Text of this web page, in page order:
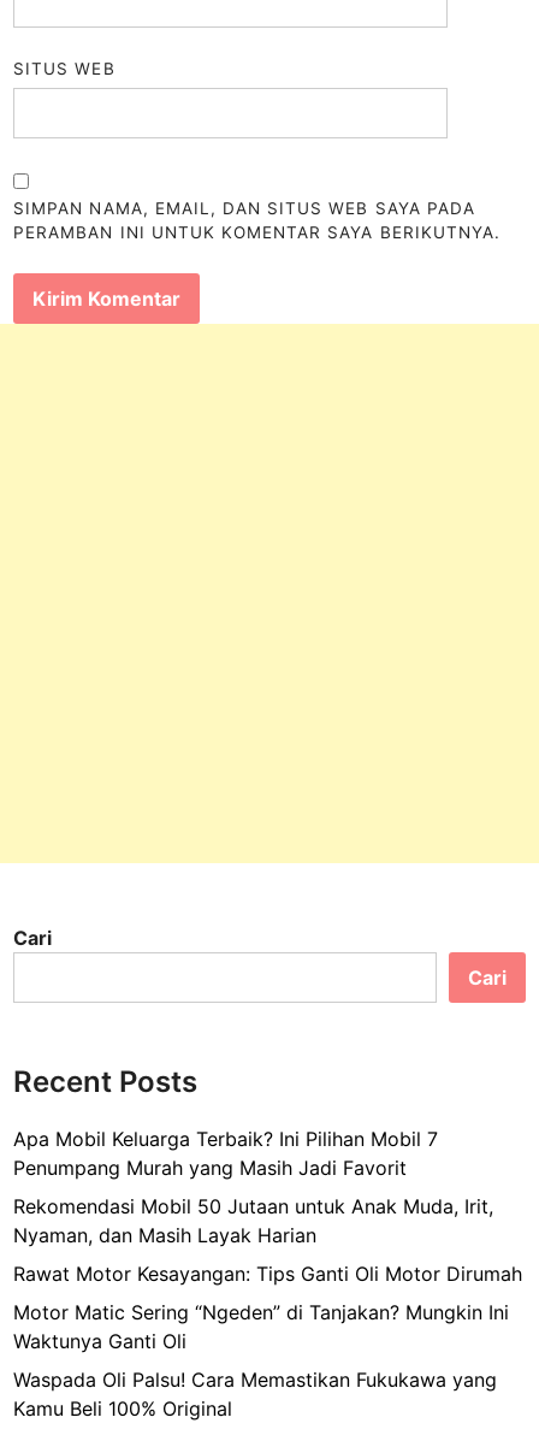
SITUS WEB
SIMPAN NAMA, EMAIL, DAN SITUS WEB SAYA PADA
PERAMBAN INI UNTUK KOMENTAR SAYA BERIKUTNYA.
Cari
Cari
Recent Posts
Apa Mobil Keluarga Terbaik? Ini Pilihan Mobil 7
Penumpang Murah yang Masih Jadi Favorit
Rekomendasi Mobil 50 Jutaan untuk Anak Muda, Irit,
Nyaman, dan Masih Layak Harian
Rawat Motor Kesayangan: Tips Ganti Oli Motor Dirumah
Motor Matic Sering “Ngeden” di Tanjakan? Mungkin Ini
Waktunya Ganti Oli
Waspada Oli Palsu! Cara Memastikan Fukukawa yang
Kamu Beli 100% Original